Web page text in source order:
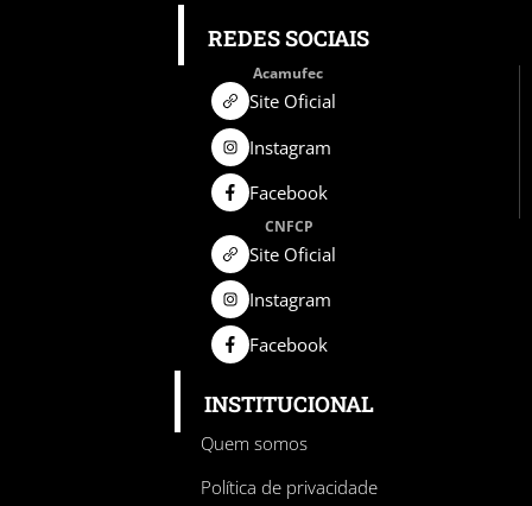
REDES SOCIAIS
Acamufec
Site Oficial
Instagram
Facebook
CNFCP
Site Oficial
Instagram
Facebook
INSTITUCIONAL
Quem somos
Política de privacidade